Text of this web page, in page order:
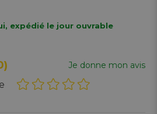
expédié le jour ouvrable
Je donne mon avis